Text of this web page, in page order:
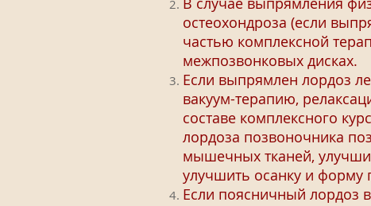
остеохондроза (если
частью комплексной
межпозвонковых дисках.
Если выпрямлен лордоз
вакуум-терапию,
составе комплексного
лордоза позвоночника
мышечных тканей,
улучшить осанку и форму
Если поясничный лордоз